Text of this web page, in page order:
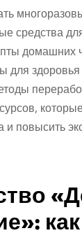
средства
домашних
для
и повысить